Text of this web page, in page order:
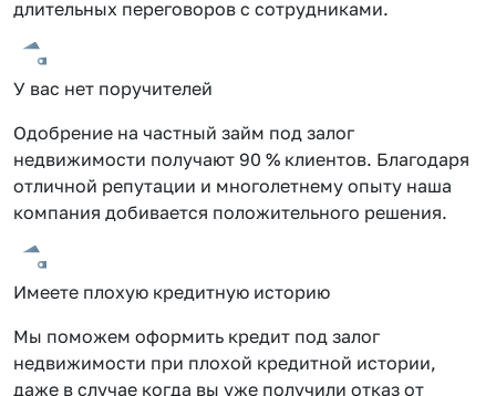
длительных переговоров с сотрудниками.
У вас нет поручителей
Одобрение на частный займ под залог
недвижимости получают 90 % клиентов. Благодаря
отличной репутации и многолетнему опыту наша
компания добивается положительного решения.
Имеете плохую кредитную историю
Мы поможем оформить кредит под залог
недвижимости при плохой кредитной истории,
даже в случае когда вы уже получили отказ от